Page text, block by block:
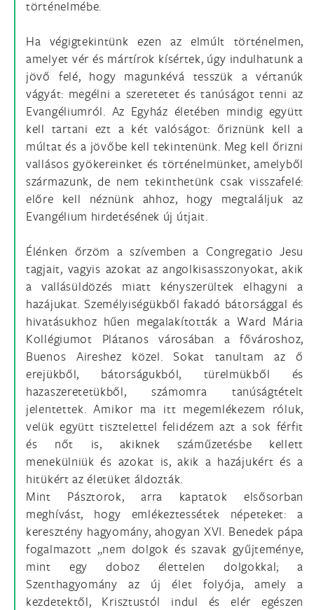
történelmébe.
Ha végigtekintünk ezen az elmúlt történelmen,
amelyet vér és mártírok kísértek, úgy indulhatunk a
jövő felé, hogy magunkévá tesszük a vértanúk
vágyát: megélni a szeretetet és tanúságot tenni az
Evangéliumról. Az Egyház életében mindig együtt
kell tartani ezt a két valóságot: őriznünk kell a
múltat és a jövőbe kell tekintenünk. Meg kell őrizni
vallásos gyökereinket és történelmünket, amelyből
származunk, de nem tekinthetünk csak visszafelé:
előre kell néznünk ahhoz, hogy megtaláljuk az
Evangélium hirdetésének új útjait.
Élénken őrzöm a szívemben a Congregatio Jesu
tagjait, vagyis azokat az angolkisasszonyokat, akik
a vallásüldözés miatt kényszerültek elhagyni a
hazájukat. Személyiségükből fakadó bátorsággal és
hivatásukhoz hűen megalakították a Ward Mária
Kollégiumot Plátanos városában a fővároshoz,
Buenos Aireshez közel. Sokat tanultam az ő
erejükből, bátorságukból, türelmükből és
hazaszeretetükből, számomra tanúságtételt
jelentettek. Amikor ma itt megemlékezem róluk,
velük együtt tisztelettel felidézem azt a sok férfit
és nőt is, akiknek száműzetésbe kellett
menekülniük és azokat is, akik a hazájukért és a
hitükért az életüket áldozták.
Mint Pásztorok, arra kaptatok elsősorban
meghívást, hogy emlékeztessétek népeteket: a
keresztény hagyomány, ahogyan XVI. Benedek pápa
fogalmazott „nem dolgok és szavak gyűjteménye,
mint egy doboz élettelen dolgokkal; a
Szenthagyomány az új élet folyója, amely a
kezdetektől, Krisztustól indul és elér egészen